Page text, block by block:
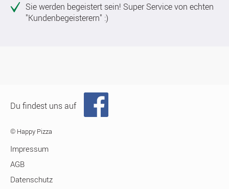
Sie werden begeistert sein! Super Service von echten
"Kundenbegeisterern" :)
Du findest uns auf
© Happy Pizza
Impressum
AGB
Datenschutz